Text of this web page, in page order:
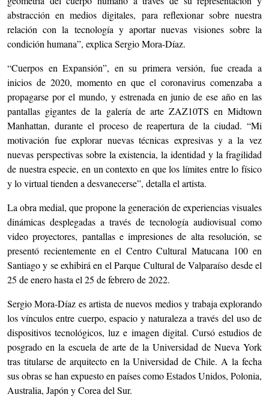
abstracción en medios digitales, para reflexionar sobre nuestra
relación con la tecnología y aportar nuevas visiones sobre la
condición humana”, explica Sergio Mora-Díaz.
“Cuerpos en Expansión”, en su primera versión, fue creada a
inicios de 2020, momento en que el coronavirus comenzaba a
propagarse por el mundo, y estrenada en junio de ese año en las
pantallas gigantes de la galería de arte ZAZ10TS en Midtown
Manhattan, durante el proceso de reapertura de la ciudad. “Mi
motivación fue explorar nuevas técnicas expresivas y a la vez
nuevas perspectivas sobre la existencia, la identidad y la fragilidad
de nuestra especie, en un contexto en que los límites entre lo físico
y lo virtual tienden a desvanecerse”, detalla el artista.
La obra medial, que propone la generación de experiencias visuales
dinámicas desplegadas a través de tecnología audiovisual como
video proyectores, pantallas e impresiones de alta resolución, se
presentó recientemente en el Centro Cultural Matucana 100 en
Santiago y se exhibirá en el Parque Cultural de Valparaíso desde el
25 de enero hasta el 25 de febrero de 2022.
Sergio Mora-Díaz es artista de nuevos medios y trabaja explorando
los vínculos entre cuerpo, espacio y naturaleza a través del uso de
dispositivos tecnológicos, luz e imagen digital. Cursó estudios de
posgrado en la escuela de arte de la Universidad de Nueva York
tras titularse de arquitecto en la Universidad de Chile. A la fecha
sus obras se han expuesto en países como Estados Unidos, Polonia,
Australia, Japón y Corea del Sur.